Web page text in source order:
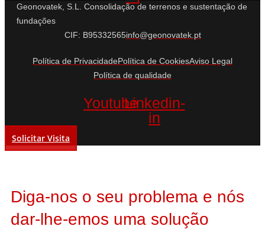
Geonovatek, S.L. Consolidação de terrenos e sustentação de
fundações
CIF: B95332565info@geonovatek.pt
Política de PrivacidadePolítica de CookiesAviso Legal
Política de qualidade
YoutubeLinkedin-
in
Solicitar Visita
Diga-nos o seu problema e nós
dar-lhe-emos uma solução